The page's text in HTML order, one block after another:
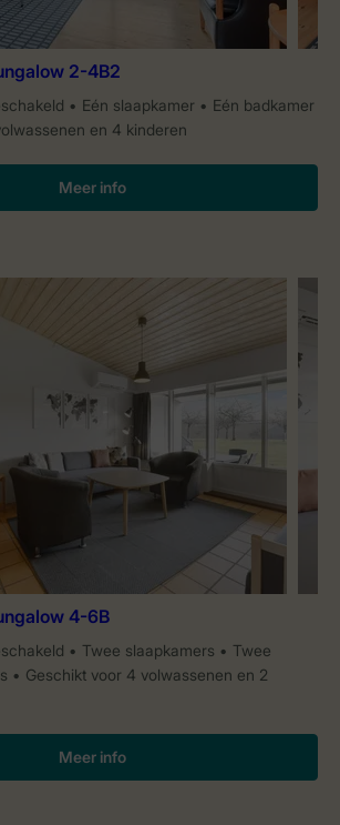
2-4B2
Eén slaapkamer
Eén badkamer
en 4 kinderen
Meer info
4-6B
Twee slaapkamers
Twee
Geschikt voor 4 volwassenen en 2
Meer info